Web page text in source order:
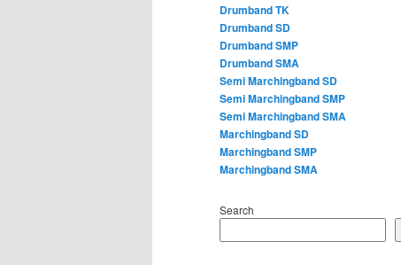
Drumband TK
Drumband SD
Drumband SMP
Drumband SMA
Semi Marchingband SD
Semi Marchingband SMP
Semi Marchingband SMA
Marchingband SD
Marchingband SMP
Marchingband SMA
Search